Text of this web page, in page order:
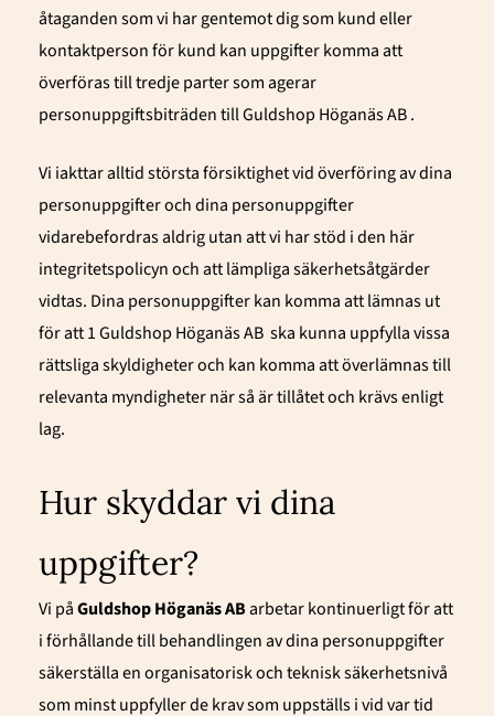
åtaganden som vi har gentemot dig som kund eller
kontaktperson för kund kan uppgifter komma att
överföras till tredje parter som agerar
personuppgiftsbiträden till Guldshop Höganäs AB.
Vi iakttar alltid största försiktighet vid överföring av dina
personuppgifter och dina personuppgifter
vidarebefordras aldrig utan att vi har stöd i den här
integritetspolicyn och att lämpliga säkerhetsåtgärder
vidtas. Dina personuppgifter kan komma att lämnas ut
för att 1 Guldshop Höganäs AB ska kunna uppfylla vissa
rättsliga skyldigheter och kan komma att överlämnas till
relevanta myndigheter när så är tillåtet och krävs enligt
lag.
Hur skyddar vi dina
uppgifter?
Vi påGuldshop Höganäs ABarbetar kontinuerligt för att
i förhållande till behandlingen av dina personuppgifter
säkerställa en organisatorisk och teknisk säkerhetsnivå
som minst uppfyller de krav som uppställs i vid var tid